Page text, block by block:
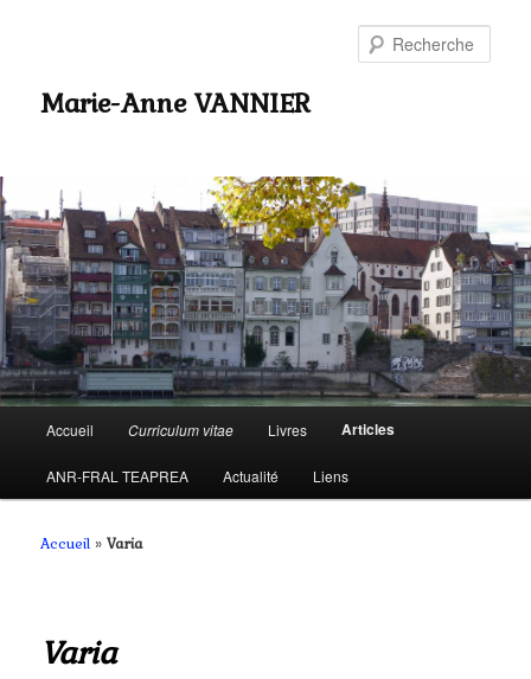
Marie-Anne VANNIER
principal
Aller
au
contenu
Accueil Curriculum vitae Livres Articles
ANR-FRAL TEAPREA Actualité Liens
Accueil »Varia
Varia